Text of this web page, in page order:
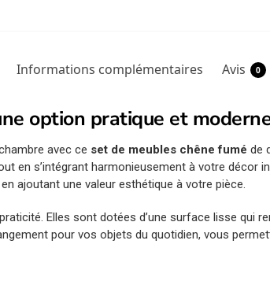
Informations complémentaires Avis 0
option pratique et
avec ce set de meubles chêne fumé de
en s’intégrant harmonieusement à votre décor
ajoutant une valeur esthétique à votre pièce.
Elles sont dotées d’une surface lisse qui
pour vos objets du quotidien, vous